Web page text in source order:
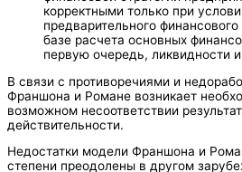
корректными только при
предварительного
базе расчета основных
первую очередь, ликвидности
В связи с противоречиями и
Франшона и Романе возникает
возможном несоответствии
действительности.
Недостатки модели Франшона и
степени преодолены в другом